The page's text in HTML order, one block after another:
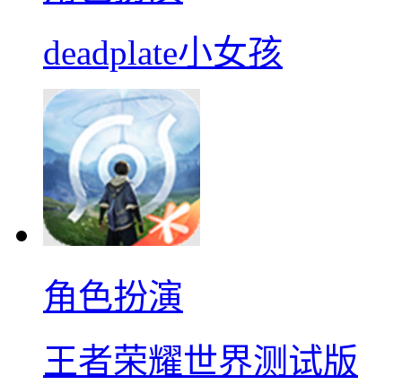
deadplate小女孩
角色扮演
王者荣耀世界测试版